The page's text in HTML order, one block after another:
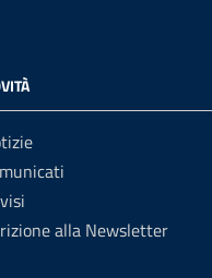
alla Newsletter